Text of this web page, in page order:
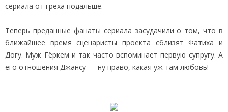
сериала от греха подальше.
Теперь преданные фанаты сериала засудачили о том, что в
ближайшее время сценаристы проекта сблизят Фатиха и
Догу. Муж Гёркем и так часто вспоминает первую супругу. А
его отношения Джансу — ну право, какая уж там любовь!